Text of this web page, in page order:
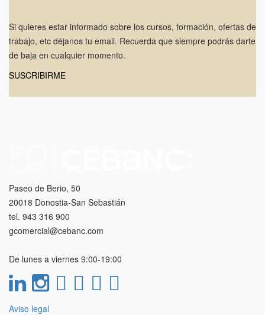
Si quieres estar informado sobre los cursos, formación, ofertas de
trabajo, etc déjanos tu email. Recuerda que siempre podrás darte
de baja en cualquier momento.
SUSCRIBIRME
Paseo de Berio, 50
20018 Donostia-San Sebastián
tel. 943 316 900
gcomercial@cebanc.com
De lunes a viernes 9:00-19:00
Aviso legal